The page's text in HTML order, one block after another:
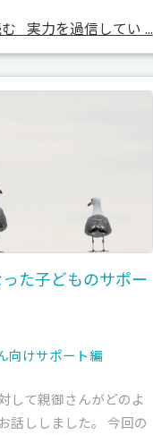
実力を過信してい ...
た子どものサポー
向けサポート編
して親御さんがどのよ
話ししました。 今回の